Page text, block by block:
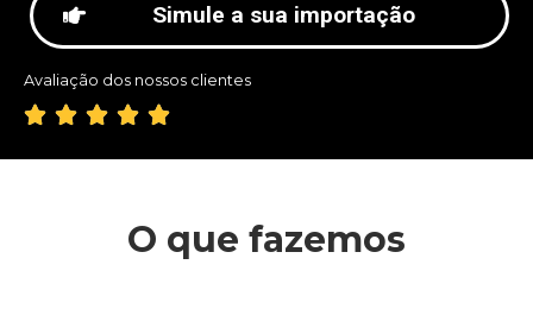
Simule a sua importação
Avaliação dos nossos clientes
    
O que fazemos